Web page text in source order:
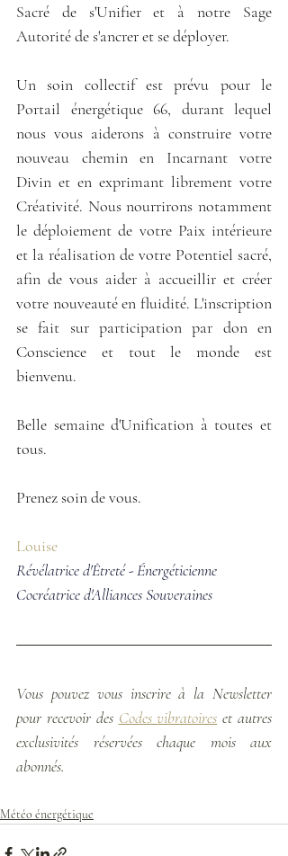
Sacré de s'Unifier et à notre Sage
Autorité de s'ancrer et se déployer.
Un soin collectif est prévu pour le
Portail énergétique 66, durant lequel
nous vous aiderons à construire votre
nouveau chemin en Incarnant votre
Divin et en exprimant librement votre
Créativité. Nous nourrirons notamment
le déploiement de votre Paix intérieure
et la réalisation de votre Potentiel sacré,
afin de vous aider à accueillir et créer
votre nouveauté en fluidité. L'inscription
se fait sur participation par don en
Conscience et tout le monde est
bienvenu.
Belle semaine d'Unification à toutes et
tous.
Prenez soin de vous.
Louise
Révélatrice d'Êtreté - Énergéticienne
Cocréatrice d'Alliances Souveraines
Vous pouvez vous inscrire à la Newsletter
pour recevoir des Codes vibratoires et autres
exclusivités réservées chaque mois aux
abonnés.
Météo énergétique